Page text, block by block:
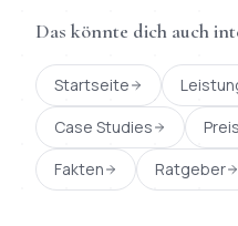
Das könnte dich auch
Startseite
Case Studies
Fakten
Ratgeber